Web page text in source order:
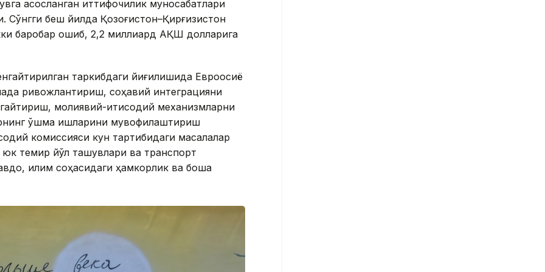
асосланган иттифоқчилик муносабатлари
Сўнгги беш йилда Қозоғистон–Қирғизистон
баробар ошиб, 2,2 миллиард АҚШ долларига
таркибдаги йиғилишида Евроосиё
ривожлантириш, соҳавий интеграцияни
молиявий-иқтисодий механизмларни
қўшма ишларини мувофиқлаштириш
комиссияси кун тартибидаги масалалар
юк темир йўл ташувлари ва транспорт
иқлим соҳасидаги ҳамкорлик ва бошқа